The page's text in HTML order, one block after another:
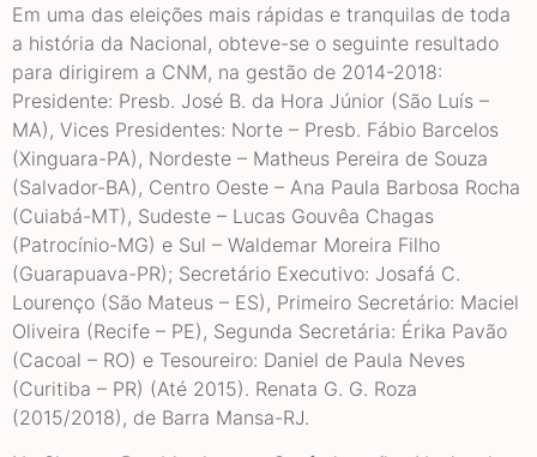
Em uma das eleições mais rápidas e tranquilas de toda
a história da Nacional, obteve-se o seguinte resultado
para dirigirem a CNM, na gestão de 2014-2018:
Presidente: Presb. José B. da Hora Júnior (São Luís –
MA), Vices Presidentes: Norte – Presb. Fábio Barcelos
(Xinguara-PA), Nordeste – Matheus Pereira de Souza
(Salvador-BA), Centro Oeste – Ana Paula Barbosa Rocha
(Cuiabá-MT), Sudeste – Lucas Gouvêa Chagas
(Patrocínio-MG) e Sul – Waldemar Moreira Filho
(Guarapuava-PR); Secretário Executivo: Josafá C.
Lourenço (São Mateus – ES), Primeiro Secretário: Maciel
Oliveira (Recife – PE), Segunda Secretária: Érika Pavão
(Cacoal – RO) e Tesoureiro: Daniel de Paula Neves
(Curitiba – PR) (Até 2015). Renata G. G. Roza
(2015/2018), de Barra Mansa-RJ.